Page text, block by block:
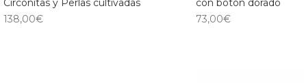
Circonitas y Perlas cultivadas
138,00€
con botón dorado
73,00€